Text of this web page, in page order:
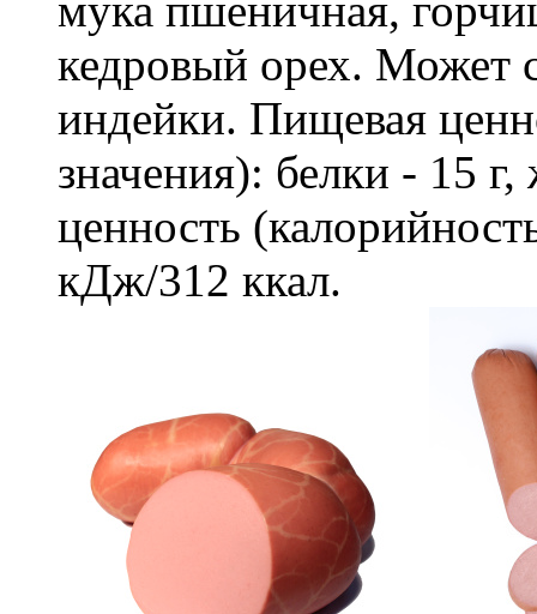
мука пшеничная,
кедровый орех.
индейки. Пищевая
значения): белки - 15
ценность
кДж/312 ккал.